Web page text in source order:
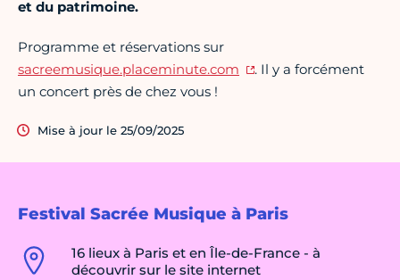
Festival Sacrée Musique à Paris
16 lieux à Paris et en Île-de-France - à
découvrir sur le site internet
et du patrimoine.
Programme et réservations sur
sacreemusique.placeminute.com
. Il y a forcément
un concert près de chez vous !
Mise à jour le 25/09/2025